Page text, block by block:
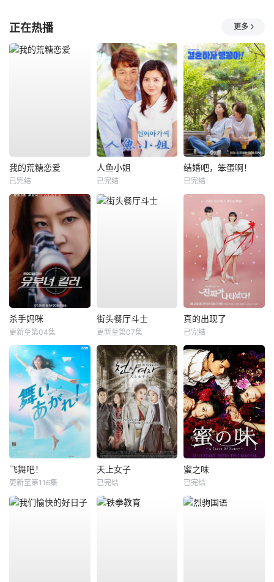
正在热播 更多
我的荒糖恋爱
已完结
人鱼小姐
已完结
结婚吧，笨蛋啊！
已完结
杀手妈咪
更新至第04集
街头餐厅斗士
更新至第07集
真的出现了
已完结
飞舞吧！
更新至第116集
天上女子
已完结
蜜之味
已完结